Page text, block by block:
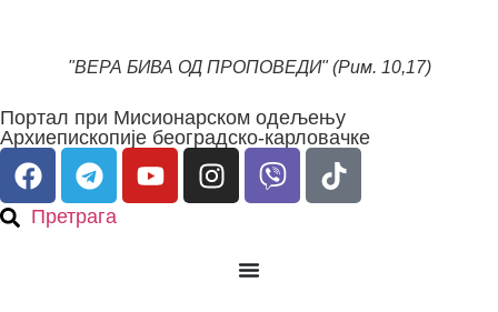
"ВЕРА БИВА ОД ПРОПОВЕДИ" (Рим. 10,17)
Портал при Мисионарском одељењу
Архиепископије београдско-карловачке
Претрага